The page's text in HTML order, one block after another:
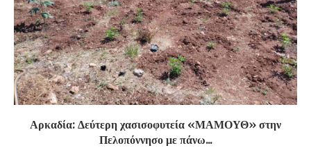
Αρκαδία: Δεύτερη χασισοφυτεία «ΜΑΜΟΥΘ» στην
Πελοπόννησο με πάνω...